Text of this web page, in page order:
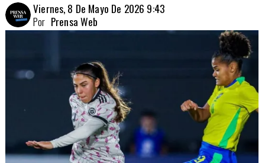
Viernes, 8 De Mayo De 2026 9:43
Prensa Web
Por